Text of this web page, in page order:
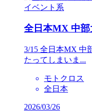
イベント系
全日本MX 中
3/15 全日本MX 中
たってしまいま...
モトクロス
全日本
2026/03/26